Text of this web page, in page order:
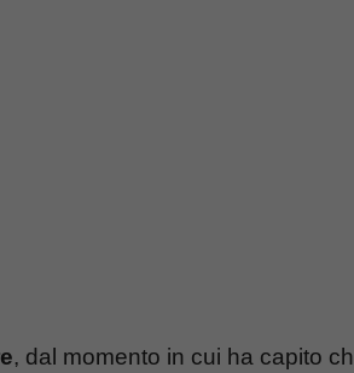
, dal momento in cui ha capito